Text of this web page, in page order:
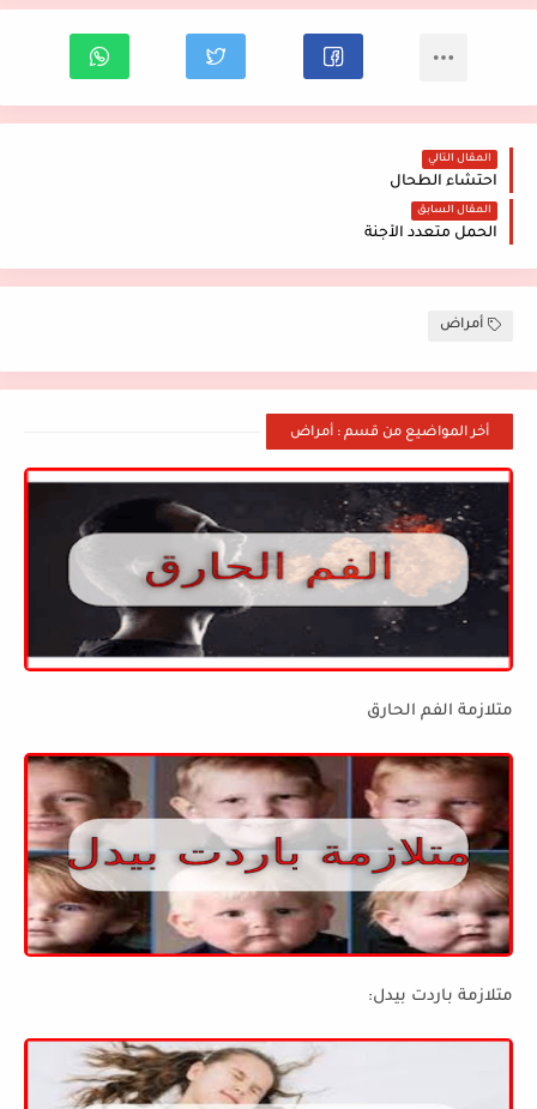
المقال التالي
احتشاء الطحال
المقال السابق
الحمل متعدد الأجنة
أمراض
أخر المواضيع من قسم : أمراض
متلازمة الفم الحارق
متلازمة باردت بيدل: